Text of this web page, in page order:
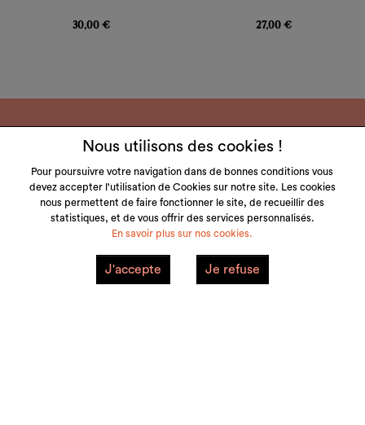
30,00 € 27,00 €
LITTLE & TALL
SERVICE CLIENT
NOS MARQUES
Nous utilisons des cookies !
Pour poursuivre votre navigation dans de bonnes conditions vous
devez accepter l'utilisation de Cookies sur notre site. Les cookies
nous permettent de faire fonctionner le site, de recueillir des
statistiques, et de vous offrir des services personnalisés.
En savoir plus sur nos cookies.
J'accepte Je refuse